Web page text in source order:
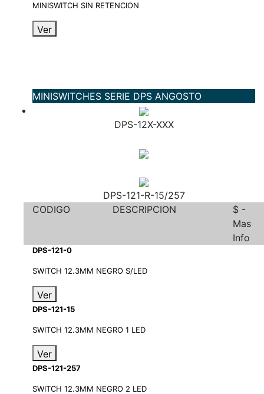
MINISWITCH SIN RETENCION
Ver
MINISWITCHES SERIE DPS ANGOSTO
DPS-12X-XXX
DPS-121-R-15/257
CODIGO
DESCRIPCION
$ -
Mas
Info
DPS-121-0
SWITCH 12.3MM NEGRO S/LED
Ver
DPS-121-15
SWITCH 12.3MM NEGRO 1 LED
Ver
DPS-121-257
SWITCH 12.3MM NEGRO 2 LED